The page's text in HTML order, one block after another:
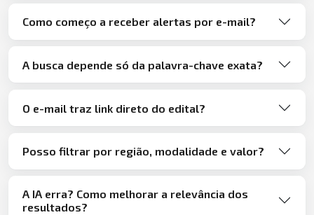
Como começo a receber alertas por e-mail?
A busca depende só da palavra-chave exata?
O e-mail traz link direto do edital?
Posso filtrar por região, modalidade e valor?
A IA erra? Como melhorar a relevância dos
resultados?